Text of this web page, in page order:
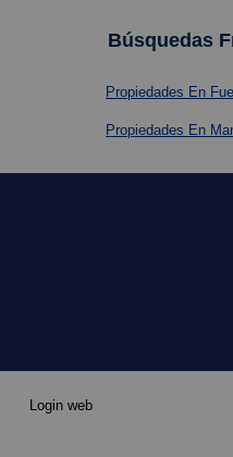
Búsquedas
Propiedades En
Propiedades En
Login web